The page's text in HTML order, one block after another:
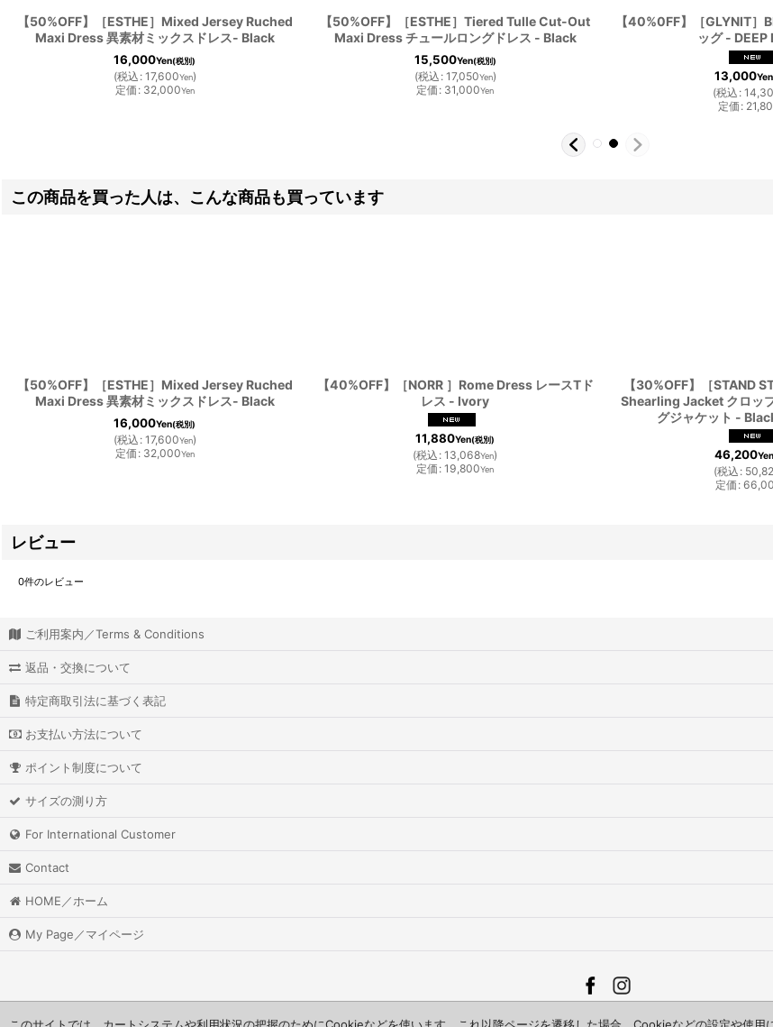
【50%OFF】［ESTHE］Mixed Jersey Ruched
Maxi Dress 異素材ミックスドレス- Black
16,000Yen(税別)
(税込 : 17,600Yen)
定価 : 32,000Yen
【50%OFF】［ESTHE］Tiered Tulle Cut-Out
Maxi Dress チュールロングドレス - Black
15,500Yen(税別)
(税込 : 17,050Yen)
定価 : 31,000Yen
【40%0FF】［GLYNIT］
ッグ - DEEP
13,000Yen
(税込 :
定価 :
この商品を買った人は、こんな商品も買っています
【50%OFF】［ESTHE］Mixed Jersey Ruched
Maxi Dress 異素材ミックスドレス- Black
16,000Yen(税別)
(税込 : 17,600Yen)
定価 : 32,000Yen
【40%OFF】［NORR ］Rome Dress レースTド
レス - Ivory
11,880Yen(税別)
(税込 : 13,068Yen)
定価 : 19,800Yen
【30%OFF】［STAND
Shearling Jacket クロッ
グジャケット -
46,200Yen
(税込 :
定価 :
レビュー
0件のレビュー
ご利用案内／Terms & Conditions
返品・交換について
特定商取引法に基づく表記
お支払い方法について
ポイント制度について
サイズの測り方
For International Customer
Contact
HOME／ホーム
My Page／マイページ